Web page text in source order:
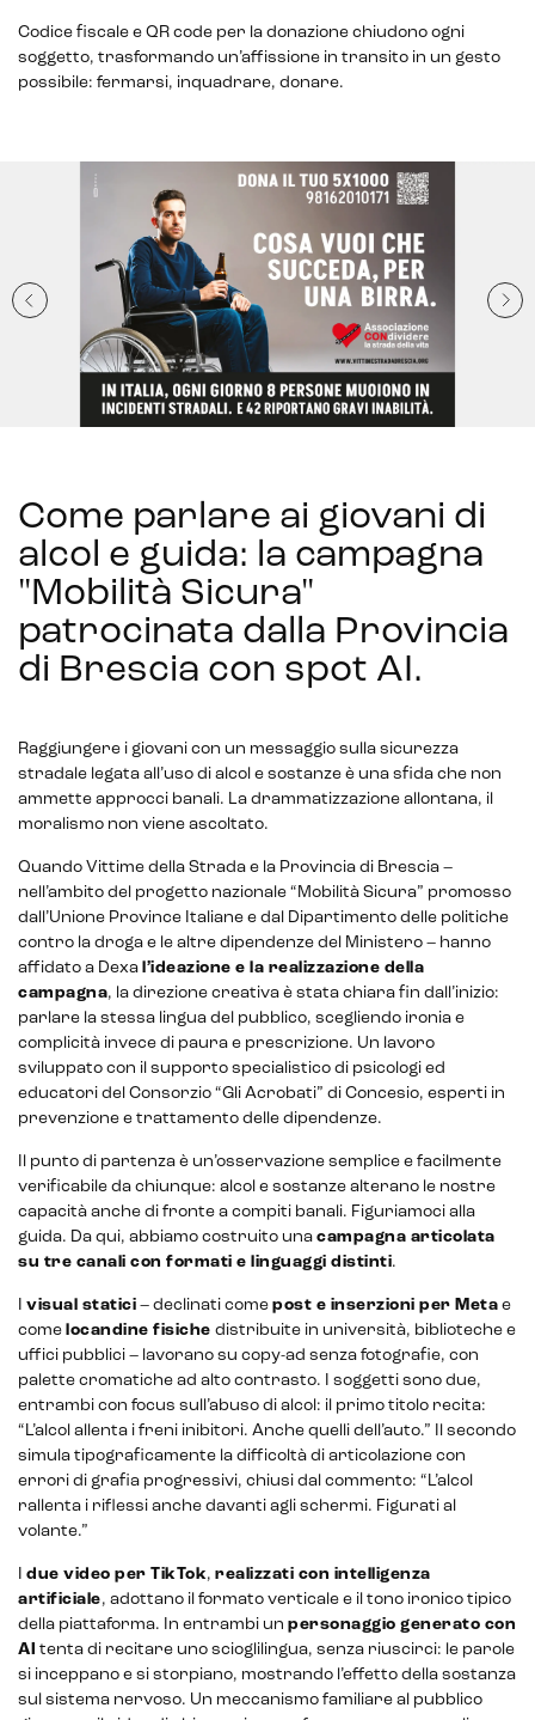
Codice fiscale e QR code per la donazione chiudono ogni
soggetto, trasformando un’affissione in transito in un gesto
possibile: fermarsi, inquadrare, donare.
Come parlare ai giovani di
alcol e guida: la campagna
"Mobilità Sicura"
patrocinata dalla Provincia
di Brescia con spot AI.
Raggiungere i giovani con un messaggio sulla sicurezza
stradale legata all’uso di alcol e sostanze è una sfida che non
ammette approcci banali. La drammatizzazione allontana, il
moralismo non viene ascoltato.
Quando Vittime della Strada e la Provincia di Brescia –
nell’ambito del progetto nazionale “Mobilità Sicura” promosso
dall’Unione Province Italiane e dal Dipartimento delle politiche
contro la droga e le altre dipendenze del Ministero – hanno
affidato a Dexa l’ideazione e la realizzazione della
campagna, la direzione creativa è stata chiara fin dall’inizio:
parlare la stessa lingua del pubblico, scegliendo ironia e
complicità invece di paura e prescrizione. Un lavoro
sviluppato con il supporto specialistico di psicologi ed
educatori del Consorzio “Gli Acrobati” di Concesio, esperti in
prevenzione e trattamento delle dipendenze.
Il punto di partenza è un’osservazione semplice e facilmente
verificabile da chiunque: alcol e sostanze alterano le nostre
capacità anche di fronte a compiti banali. Figuriamoci alla
guida. Da qui, abbiamo costruito una campagna articolata
su tre canali con formati e linguaggi distinti.
visual statici – declinati come post e inserzioni per Meta e
come locandine fisiche distribuite in università, biblioteche e
uffici pubblici – lavorano su copy-ad senza fotografie, con
palette cromatiche ad alto contrasto. I soggetti sono due,
entrambi con focus sull’abuso di alcol: il primo titolo recita:
“L’alcol allenta i freni inibitori. Anche quelli dell’auto.” Il secondo
simula tipograficamente la difficoltà di articolazione con
errori di grafia progressivi, chiusi dal commento: “L’alcol
rallenta i riflessi anche davanti agli schermi. Figurati al
volante.”
due video per TikTok, realizzati con intelligenza
artificiale, adottano il formato verticale e il tono ironico tipico
della piattaforma. In entrambi un personaggio generato con
AI tenta di recitare uno scioglilingua, senza riuscirci: le parole
si inceppano e si storpiano, mostrando l’effetto della sostanza
sul sistema nervoso. Un meccanismo familiare al pubblico